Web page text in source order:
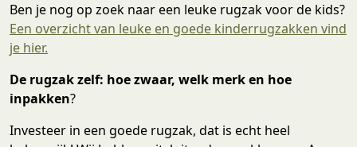
Ben je nog op zoek naar een leuke rugzak voor de kids?
Een overzicht van leuke en goede kinderrugzakken vind
je hier.
De rugzak zelf: hoe zwaar, welk merk en hoe
inpakken?
Investeer in een goede rugzak, dat is echt heel